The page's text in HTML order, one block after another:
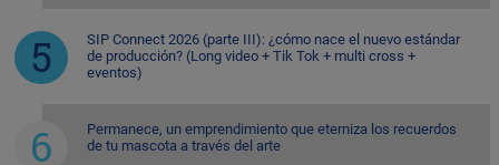
SIP Connect 2026 (parte III): ¿cómo nace el nuevo estándar
de producción? (Long video + Tik Tok + multi cross +
eventos)
Permanece, un emprendimiento que eterniza los recuerdos
de tu mascota a través del arte